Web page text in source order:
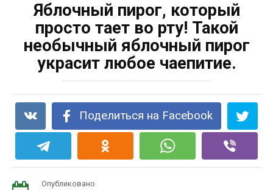
Яблочный пирог, который
просто тает во рту! Такой
необычный яблочный пирог
украсит любое чаепитие.
Поделиться на Facebook
Опубликовано